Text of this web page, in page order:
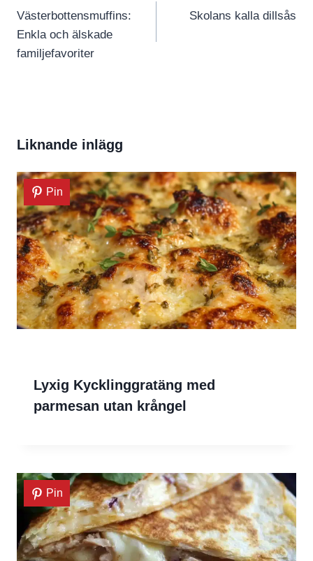
Västerbottensmuffins:
Enkla och älskade
familjefavoriter
Skolans kalla dillsås
Liknande inlägg
Pin
Lyxig Kycklinggratäng med
parmesan utan krångel
Pin